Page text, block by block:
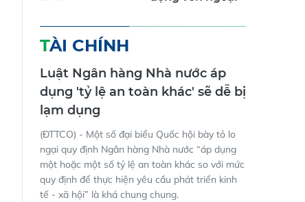
TÀI CHÍNH
Luật Ngân hàng Nhà nước áp
dụng 'tỷ lệ an toàn khác' sẽ dễ bị
lạm dụng
(ĐTTCO) - Một số đại biểu Quốc hội bày tỏ lo
ngại quy định Ngân hàng Nhà nước “áp dụng
một hoặc một số tỷ lệ an toàn khác so với mức
quy định để thực hiện yêu cầu phát triển kinh
tế - xã hội” là khá chung chung.